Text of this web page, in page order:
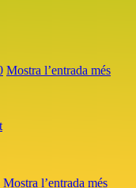
Mostra l’entrada més
Mostra l’entrada més